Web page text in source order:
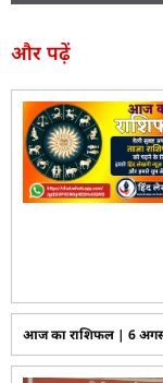
और पढ़ें
आज का राशिफल | 6